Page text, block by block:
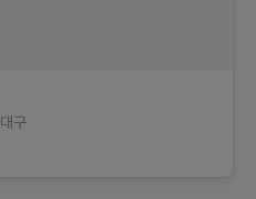
대구